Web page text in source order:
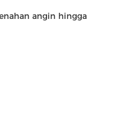
angin hingga